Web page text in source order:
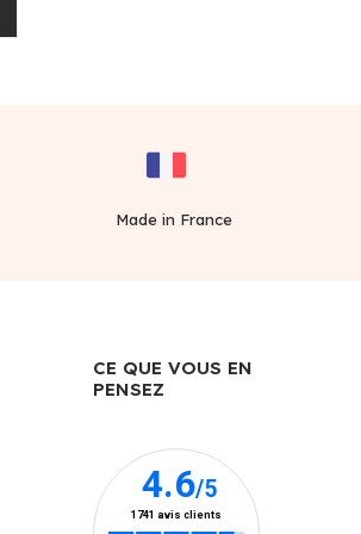
Made in France
CE QUE VOUS EN
PENSEZ